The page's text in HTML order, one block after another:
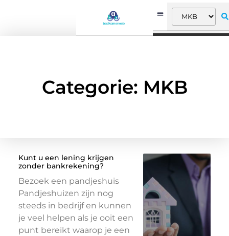
Categorie: MKB
Kunt u een lening krijgen
zonder bankrekening?
Bezoek een pandjeshuis
Pandjeshuizen zijn nog
steeds in bedrijf en kunnen
je veel helpen als je ooit een
punt bereikt waarop je een